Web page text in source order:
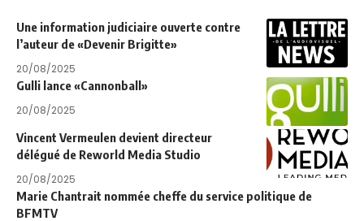
Une information judiciaire ouverte contre
l’auteur de «Devenir Brigitte»
20/08/2025
Gulli lance «Cannonball»
20/08/2025
Vincent Vermeulen devient directeur
délégué de Reworld Media Studio
20/08/2025
Marie Chantrait nommée cheffe du service politique de
BFMTV